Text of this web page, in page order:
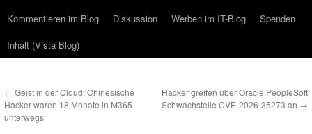
Kommentieren im Blog
Diskussion Werben im IT-Blog
Spenden
Inhalt (Vista Blog)
← Geist in der Cloud: Chinesische
Hacker waren 18 Monate in M365
unterwegs
Hacker greifen über Oracle PeopleSoft
Schwachstelle CVE-2026-35273 an →